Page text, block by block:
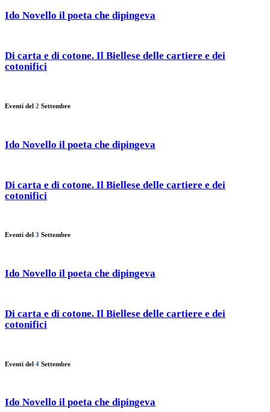
Ido Novello il poeta che dipingeva
Di carta e di cotone. Il Biellese delle cartiere e dei
cotonifici
Eventi del 2 Settembre
Ido Novello il poeta che dipingeva
Di carta e di cotone. Il Biellese delle cartiere e dei
cotonifici
Eventi del 3 Settembre
Ido Novello il poeta che dipingeva
Di carta e di cotone. Il Biellese delle cartiere e dei
cotonifici
Eventi del 4 Settembre
Ido Novello il poeta che dipingeva